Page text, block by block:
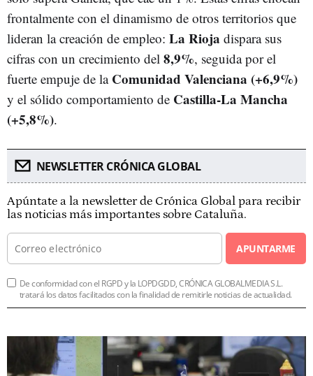
frontalmente con el dinamismo de otros territorios que
lideran la creación de empleo: La Rioja dispara sus
cifras con un crecimiento del 8,9%, seguida por el
fuerte empuje de la Comunidad Valenciana (+6,9%)
y el sólido comportamiento de Castilla-La Mancha
(+5,8%).
NEWSLETTER CRÓNICA GLOBAL
Apúntate a la newsletter de Crónica Global para recibir
las noticias más importantes sobre Cataluña.
APUNTARME
De conformidad con el RGPD y la LOPDGDD, CRÓNICA GLOBALMEDIA S.L.
tratará los datos facilitados con la finalidad de remitirle noticias de actualidad.